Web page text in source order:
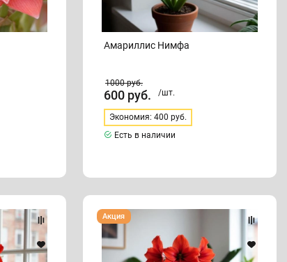
Амариллис Нимфа
1000руб.
600 руб. /шт.
Экономия: 400 руб.
Есть в наличии
Амариллис
Макарена
луковица
Акция